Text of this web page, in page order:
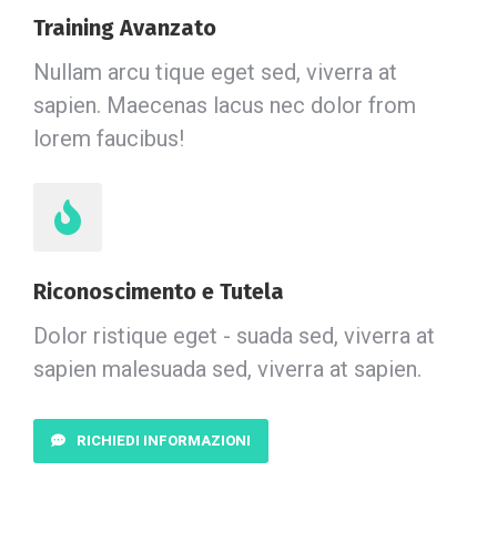
Training Avanzato
Nullam arcu tique eget sed, viverra at
sapien. Maecenas lacus nec dolor from
lorem faucibus!
Riconoscimento e Tutela
Dolor ristique eget - suada sed, viverra at
sapien malesuada sed, viverra at sapien.
RICHIEDI INFORMAZIONI